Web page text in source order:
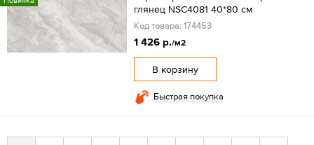
глянец NSC4081 40*80 см
Код товара: 174453
1 426 р./м2
В корзину
Быстрая покупка